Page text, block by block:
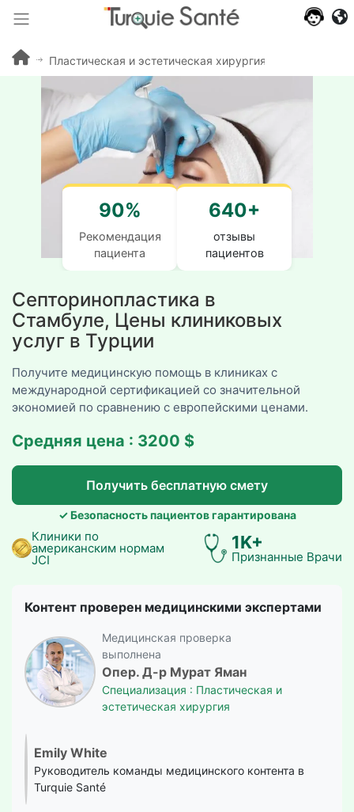
Пластическая и эстетическая хирургия Турция
Септоринопластика в
Стамбуле, Цены клиниковых
услуг в Турции
Получите медицинскую помощь в клиниках с
международной сертификацией со значительной
экономией по сравнению с европейскими ценами.
Средняя цена : 3200 $
Получить бесплатную смету
✓ Безопасность пациентов гарантирована
Клиники по
американским нормам
JCI
1K+
Признанные Врачи
Контент проверен медицинскими экспертами
Медицинская проверка
выполнена
Опер. Д-р Мурат Яман
Специализация : Пластическая и
эстетическая хирургия
Emily White
Руководитель команды медицинского контента в
Turquie Santé
90%
Рекомендация
пациента
640+
отзывы
пациентов